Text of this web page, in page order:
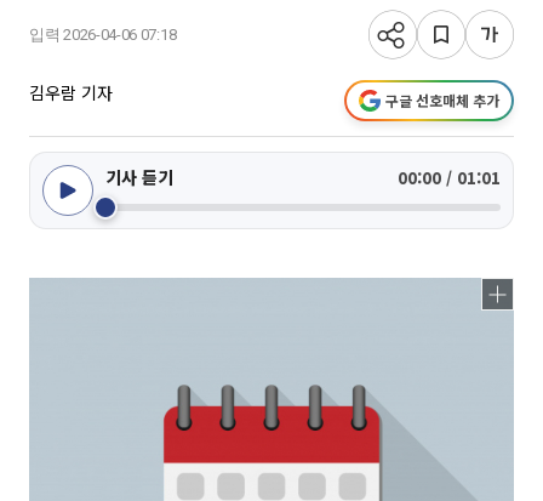
입력 2026-04-06 07:18
김우람 기자 구글 선호매체 추가
기사 듣기 00:00 / 01:01